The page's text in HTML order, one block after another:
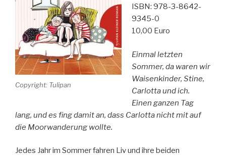
Copyright: Tulipan
ISBN: 978-3-8642-
9345-0
10,00 Euro
Einmal letzten
Sommer, da waren wir
Waisenkinder, Stine,
Carlotta und ich.
Einen ganzen Tag
lang, und es fing damit an, dass Carlotta nicht mit auf
die Moorwanderung wollte.
Jedes Jahr im Sommer fahren Liv und ihre beiden